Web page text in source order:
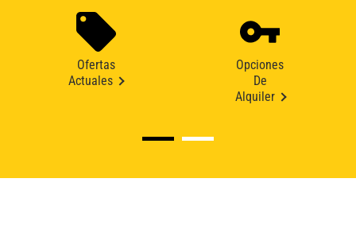
Ofertas
Actuales
Opciones
De
Alquiler